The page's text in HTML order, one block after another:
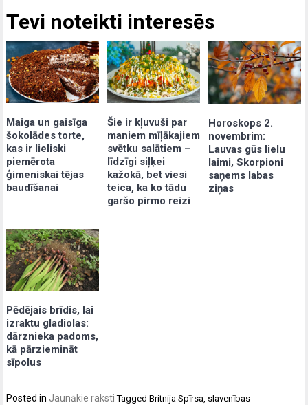
Tevi noteikti interesēs
Maiga un gaisīga
šokolādes torte,
kas ir lieliski
piemērota
ģimeniskai tējas
baudīšanai
Šie ir kļuvuši par
maniem mīļākajiem
svētku salātiem –
līdzīgi siļķei
kažokā, bet viesi
teica, ka ko tādu
garšo pirmo reizi
Horoskops 2.
novembrim:
Lauvas gūs lielu
laimi, Skorpioni
saņems labas
ziņas
Pēdējais brīdis, lai
izraktu gladiolas:
dārznieka padoms,
kā pārziemināt
sīpolus
Posted in Jaunākie raksti TaggedBritnija Spīrsa, slavenības